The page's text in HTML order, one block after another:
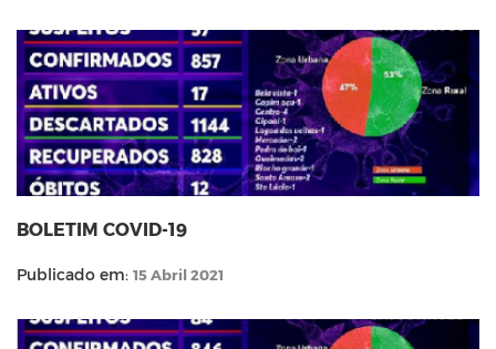
BOLETIM COVID-19
Publicado em: 15 Abril 2021